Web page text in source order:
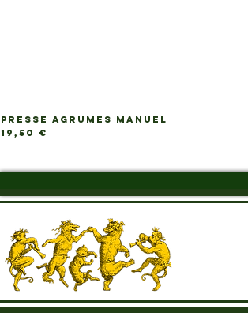
PRESSE AGRUMES MANUEL
Prix
19,50 €